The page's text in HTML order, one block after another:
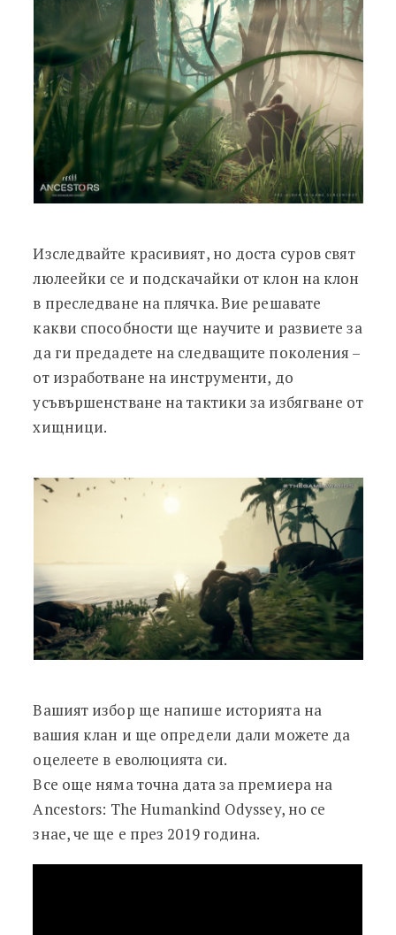
Изследвайте красивият, но доста суров свят
люлеейки се и подскачайки от клон на клон
в преследване на плячка. Вие решавате
какви способности ще научите и развиете за
да ги предадете на следващите поколения –
от изработване на инструменти, до
усъвършенстване на тактики за избягване от
хищници.
Вашият избор ще напише историята на
вашия клан и ще определи дали можете да
оцелеете в еволюцията си.
Все още няма точна дата за премиера на
Ancestors: The Humankind Odyssey, но се
знае, че ще е през 2019 година.